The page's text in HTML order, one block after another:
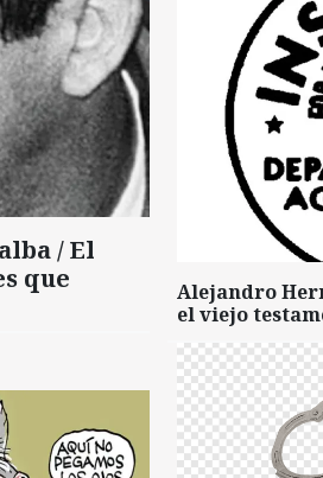
/ El
que
Alejandro
el viejo